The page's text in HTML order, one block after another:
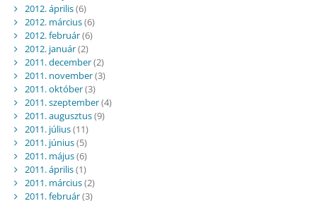
2012. április(6)
2012. március(6)
2012. február(6)
2012. január(2)
2011. december(2)
2011. november(3)
2011. október(3)
2011. szeptember(4)
2011. augusztus(9)
2011. július(11)
2011. június(5)
2011. május(6)
2011. április(1)
2011. március(2)
2011. február(3)